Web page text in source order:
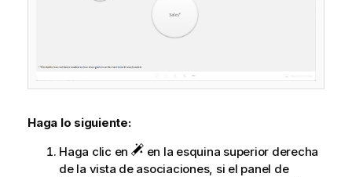
Haga lo siguiente:
Haga clic en
en la esquina superior derecha
de la vista de asociaciones, si el panel de